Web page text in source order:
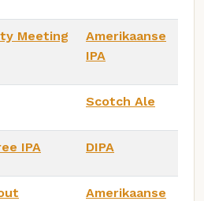
Meeting
Amerikaanse
IPA
Scotch Ale
IPA DIPA
Amerikaanse